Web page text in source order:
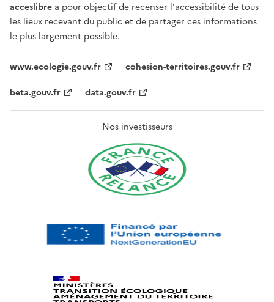
acceslibre a pour objectif de recenser l'accessibilité de tous
les lieux recevant du public et de partager ces informations
le plus largement possible.
www.ecologie.gouv.fr
cohesion-territoires.gouv.fr
beta.gouv.fr
data.gouv.fr
Nos investisseurs